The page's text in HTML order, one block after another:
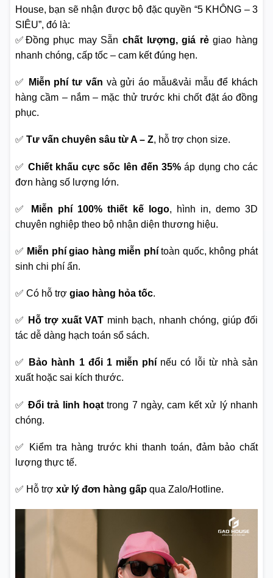
House, bạn sẽ nhận được bộ đặc quyền “5 KHÔNG – 3
SIÊU”, đó là:
✅Đồng phục may Sẵn chất lượng, giá rẻgiao hàng
nhanh chóng, cấp tốc – cam kết đúng hẹn.
✅ Miễn phí tư vấn và gửi áo mẫu&vải mẫu để khách
hàng cầm – nắm – mặc thử trước khi chốt đặt áo đồng
phục.
✅ Tư vấn chuyên sâu từ A – Z, hỗ trợ chọn size.
✅ Chiết khấu cực sốc lên đến 35% áp dụng cho các
đơn hàng số lượng lớn.
✅ Miễn phí 100% thiết kế logo, hình in, demo 3D
chuyên nghiệp theo bộ nhận diện thương hiệu.
✅ Miễn phí giao hàng miễn phítoàn quốc, không phát
sinh chi phí ẩn.
✅ Có hỗ trợ giao hàng hỏa tốc.
✅ Hỗ trợ xuất VAT minh bạch, nhanh chóng, giúp đối
tác dễ dàng hạch toán sổ sách.
✅ Bảo hành 1 đổi 1 miễn phí nếu có lỗi từ nhà sản
xuất hoặc sai kích thước.
✅ Đổi trả linh hoạttrong 7 ngày, cam kết xử lý nhanh
chóng.
✅ Kiểm tra hàng trước khi thanh toán, đảm bảo chất
lượng thực tế.
✅ Hỗ trợ xử lý đơn hàng gấp qua Zalo/Hotline.